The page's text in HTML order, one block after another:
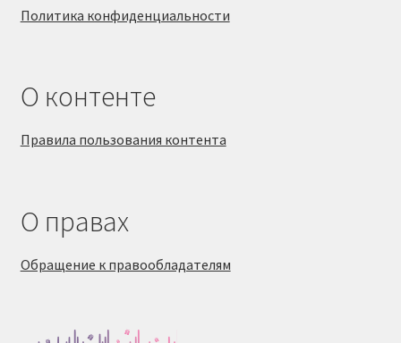
Политика конфиденциальности
О контенте
Правила пользования контента
О правах
Обращение к правообладателям